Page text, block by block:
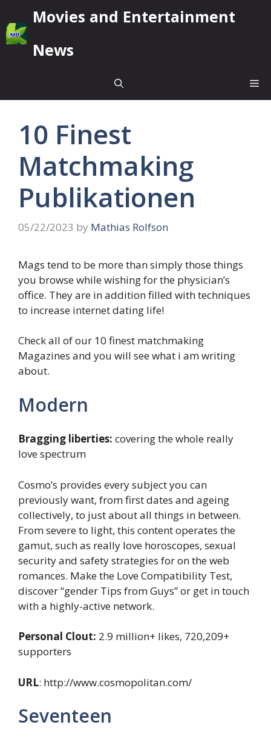
to
content
Movies and Entertainment
News
10 Finest
Matchmaking
Publikationen
05/22/2023 by Mathias Rolfson
Mags tend to be more than simply those things
you browse while wishing for the physician’s
office. They are in addition filled with techniques
to increase internet dating life!
Check all of our 10 finest matchmaking
Magazines and you will see what i am writing
about.
Modern
Bragging liberties: covering the whole really
love spectrum
Cosmo’s provides every subject you can
previously want, from first dates and ageing
collectively, to just about all things in between.
From severe to light, this content operates the
gamut, such as really love horoscopes, sexual
security and safety strategies for on the web
romances. Make the Love Compatibility Test,
discover “gender Tips from Guys” or get in touch
with a highly-active network.
Personal Clout: 2.9 million+ likes, 720,209+
supporters
URL: http://www.cosmopolitan.com/
Seventeen